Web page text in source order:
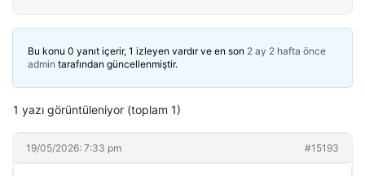
Bu konu 0 yanıt içerir, 1 izleyen vardır ve en son 2 ay 2 hafta önce
admin tarafından güncellenmiştir.
1 yazı görüntüleniyor (toplam 1)
19/05/2026: 7:33 pm #15193